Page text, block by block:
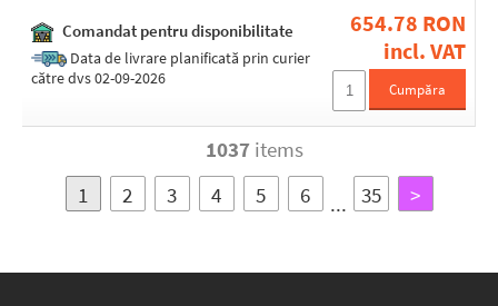
Comandat pentru disponibilitate
Data de livrare planificată prin curier
către dvs 02-09-2026
654.78 RON
incl. VAT
Cumpăra
1037 items
1
2 3 4 5 6 ... 35 >